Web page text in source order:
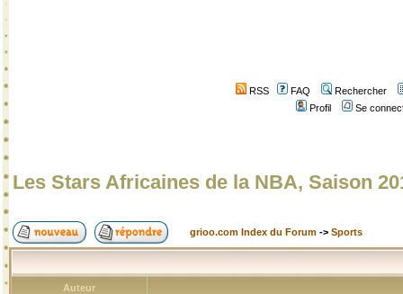
RSS FAQ
Rechercher
Profil
Se
Les Stars Africaines de la NBA, Saison
grioo.com Index du Forum -> Sports
Auteur